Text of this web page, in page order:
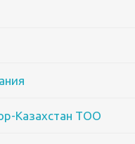
Казахстан ТОО